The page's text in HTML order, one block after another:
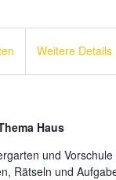
Weitere Details
Haus
und
Rätseln und